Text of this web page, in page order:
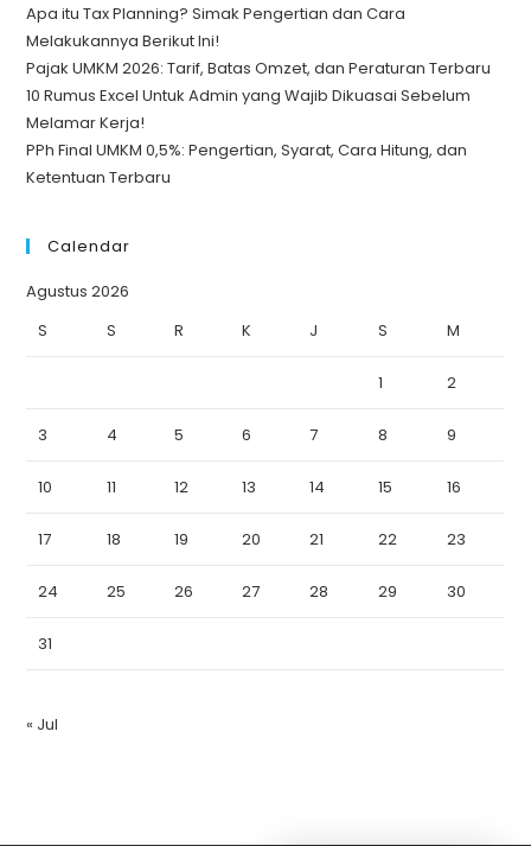
Apa itu Tax Planning? Simak Pengertian dan Cara
Melakukannya Berikut Ini!
Pajak UMKM 2026: Tarif, Batas Omzet, dan Peraturan Terbaru
10 Rumus Excel Untuk Admin yang Wajib Dikuasai Sebelum
Melamar Kerja!
PPh Final UMKM 0,5%: Pengertian, Syarat, Cara Hitung, dan
Ketentuan Terbaru
Calendar
Agustus 2026
S
S R K J S M
1 2
3 4 5 6 7 8 9
10 11 12 13 14 15 16
17 18 19 20 21 22 23
24 25 26 27 28 29 30
31
« Jul